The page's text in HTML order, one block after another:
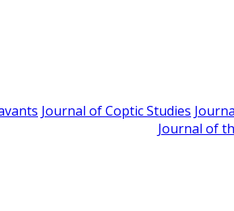
Journal of Coptic Studies
Journal of